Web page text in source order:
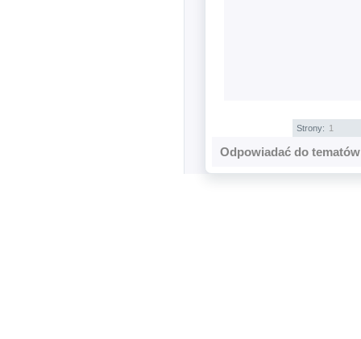
Strony: 1
Odpowiadać do